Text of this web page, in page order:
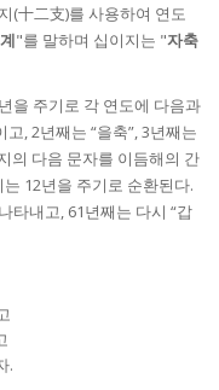
(十二支)를 사용하여 연도
"를 말하며 십이지는 "자축
을 주기로 각 연도에 다음과
, 2년째는 “을축”, 3년째는
의 다음 문자를 이듬해의 간
12년을 주기로 순환된다.
타내고, 61년째는 다시 “갑
.